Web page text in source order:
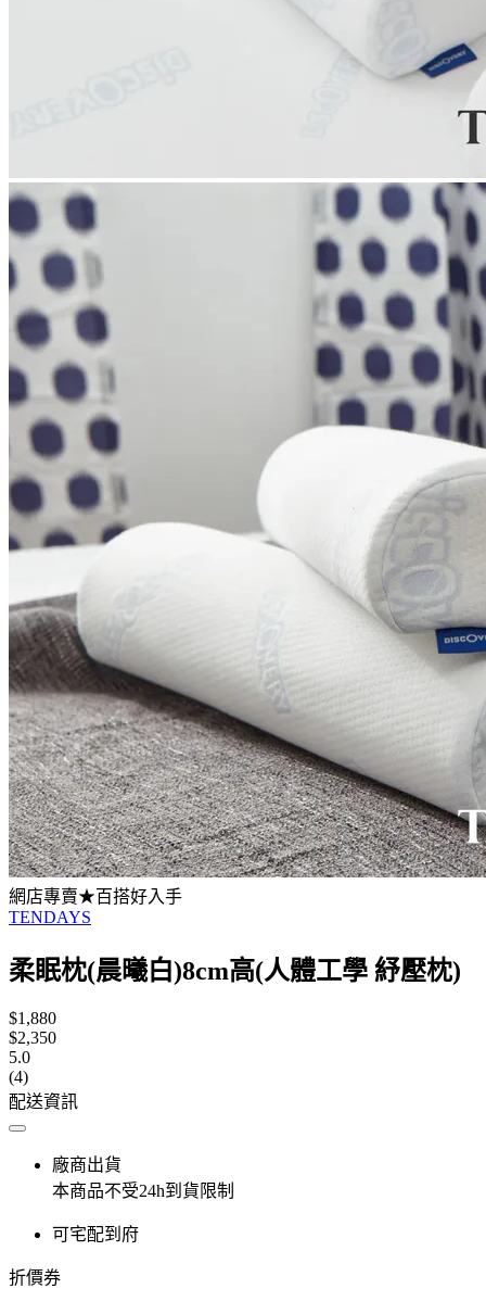
網店專賣★百搭好入手
TENDAYS
柔眠枕(晨曦白)8cm高(人體工學 紓壓枕)
$1,880
$2,350
5.0
(4)
配送資訊
廠商出貨
本商品不受24h到貨限制
可宅配到府
折價券